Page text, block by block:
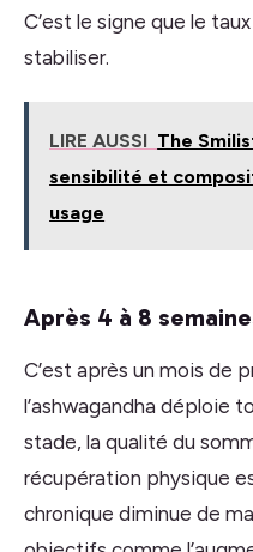
C’est le signe que le
stabiliser.
LIRE AUSSI The
sensibilité et
usage
Après 4 à 8
C’est après un mois de
l’ashwagandha déploie
stade, la qualité du
récupération physique
chronique diminue de